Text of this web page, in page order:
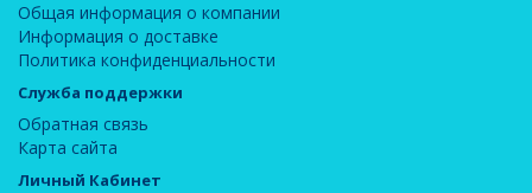
Общая информация о компании
Информация о доставке
Политика конфиденциальности
Служба поддержки
Обратная связь
Карта сайта
Личный Кабинет